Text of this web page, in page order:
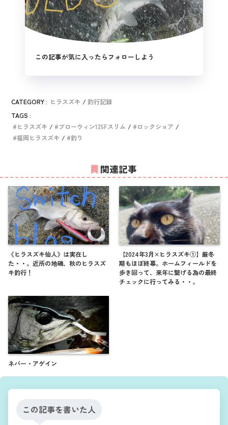
この記事が気に入ったらフォローしよう
CATEGORY : ヒラスズキ
釣行記録
TAGS :
ヒラスズキ
ブローウィン125Fスリム
ロックショア
福岡ヒラスズキ
釣り
関連記事
《ヒラスズキ仙人》は実在し
た・・。近所の地磯、秋のヒラスズ
キ釣行！
【2024年3月×ヒラスズキ①】厳冬
期もほぼ終幕。ホームフィールドを
歩き回って、来年に繋げる為の最終
チェックに行ってみる・・。
ネバー・アゲイン
この記事を書いた人